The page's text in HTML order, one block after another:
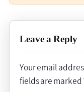
Leave a Reply
Your email
fields are marked